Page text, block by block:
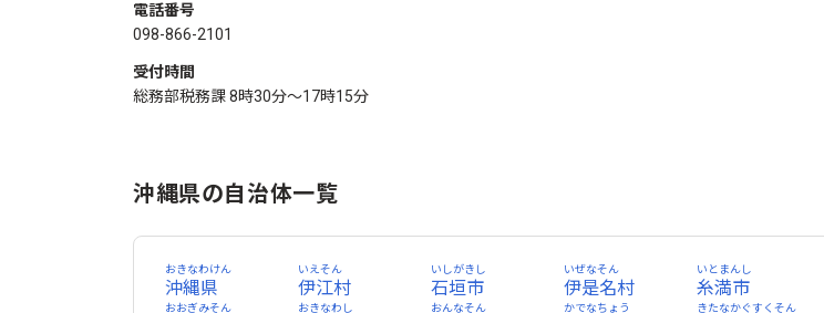
電話番号
098-866-2101
受付時間
総務部税務課 8時30分～17時15分
沖縄県の自治体一覧
沖縄県
おきなわけん
伊江村
いえそん
石垣市
いしがきし
伊是名村
いぜなそん
糸満市
いとまんし
おおぎみそん おきなわし おんなそん かでなちょう きたなかぐすくそん